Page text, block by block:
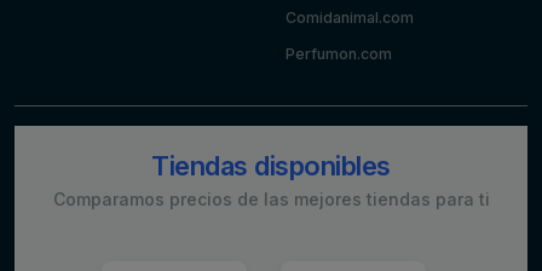
Comidanimal.com
Perfumon.com
Tiendas disponibles
Comparamos precios de las mejores tiendas para ti